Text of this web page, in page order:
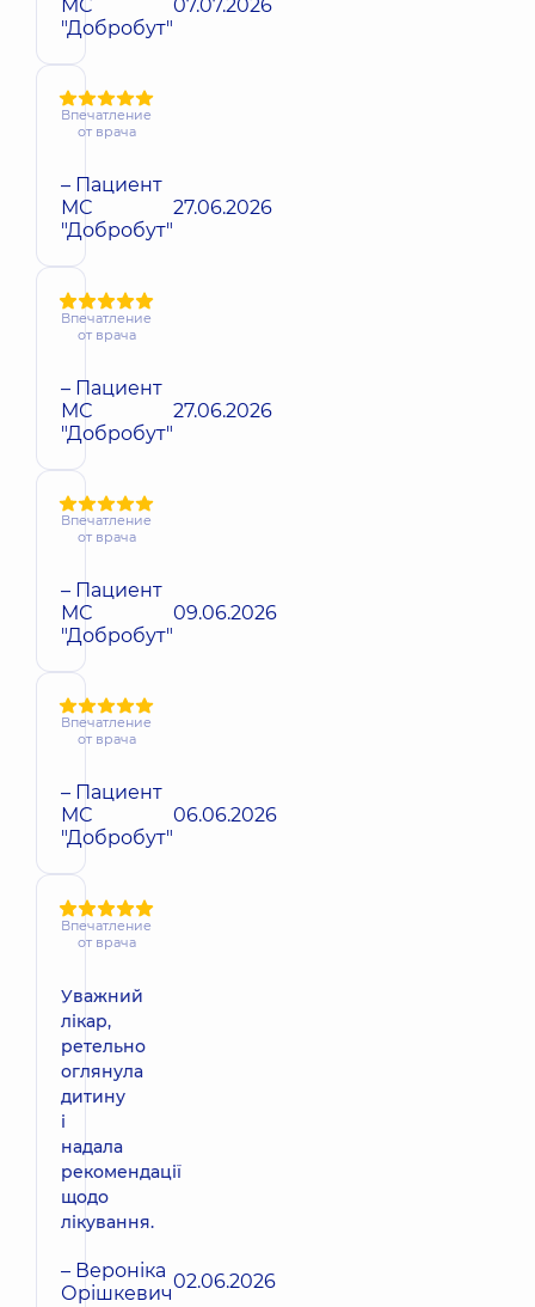
МС
"Добробут"
07.07.2026
Впечатление
от врача
– Пациент
МС
"Добробут"
27.06.2026
Впечатление
от врача
– Пациент
МС
"Добробут"
27.06.2026
Впечатление
от врача
– Пациент
МС
"Добробут"
09.06.2026
Впечатление
от врача
– Пациент
МС
"Добробут"
06.06.2026
Впечатление
от врача
Уважний
лікар,
ретельно
оглянула
дитину
і
надала
рекомендації
щодо
лікування.
– Вероніка
Орішкевич02.06.2026